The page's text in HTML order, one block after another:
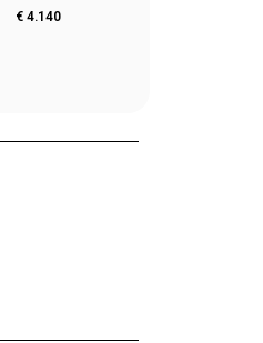
€ 4.140